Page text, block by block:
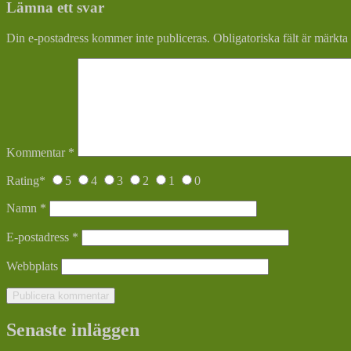
Lämna ett svar
Din e-postadress kommer inte publiceras. Obligatoriska fält är märkta
Kommentar *
Rating* 5 4 3 2 1 0
Namn *
E-postadress *
Webbplats
Senaste inläggen